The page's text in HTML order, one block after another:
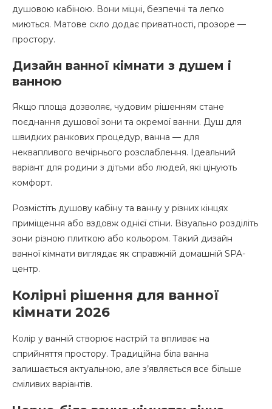
душовою кабіною. Вони міцні, безпечні та легко
миються. Матове скло додає приватності, прозоре —
простору.
Дизайн ванної кімнати з душем і
ванною
Якщо площа дозволяє, чудовим рішенням стане
поєднання душової зони та окремої ванни. Душ для
швидких ранкових процедур, ванна — для
неквапливого вечірнього розслаблення. Ідеальний
варіант для родини з дітьми або людей, які цінують
комфорт.
Розмістіть душову кабіну та ванну у різних кінцях
приміщення або вздовж однієї стіни. Візуально розділіть
зони різною плиткою або кольором. Такий дизайн
ванної кімнати виглядає як справжній домашній SPA-
центр.
Колірні рішення для ванної
кімнати 2026
Колір у ванній створює настрій та впливає на
сприйняття простору. Традиційна біла ванна
залишається актуальною, але з’являється все більше
сміливих варіантів.